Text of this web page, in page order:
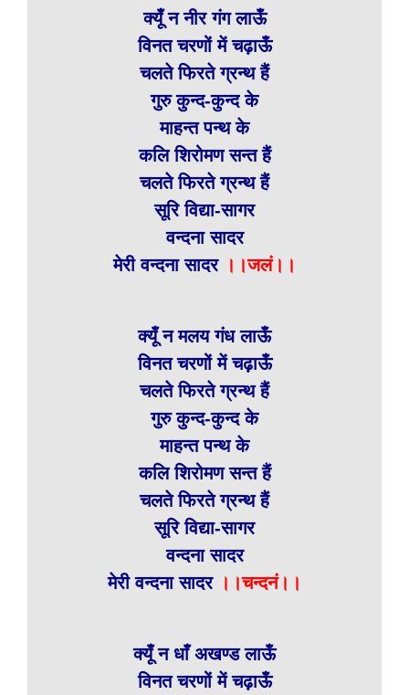
क्यूँ न नीर गंग लाऊँ
विनत चरणों में चढ़ाऊँ
चलते फिरते ग्रन्थ हैं
गुरु कुन्द-कुन्द के
माहन्त पन्थ के
कलि शिरोमण सन्त हैं
चलते फिरते ग्रन्थ हैं
सूरि विद्या-सागर
वन्दना सादर
मेरी वन्दना सादर ।।जलं।।
क्यूँ न मलय गंध लाऊँ
विनत चरणों में चढ़ाऊँ
चलते फिरते ग्रन्थ हैं
गुरु कुन्द-कुन्द के
माहन्त पन्थ के
कलि शिरोमण सन्त हैं
चलते फिरते ग्रन्थ हैं
सूरि विद्या-सागर
वन्दना सादर
मेरी वन्दना सादर।।चन्दनं।।
क्यूँ न धाँ अखण्ड लाऊँ
विनत चरणों में चढ़ाऊँ